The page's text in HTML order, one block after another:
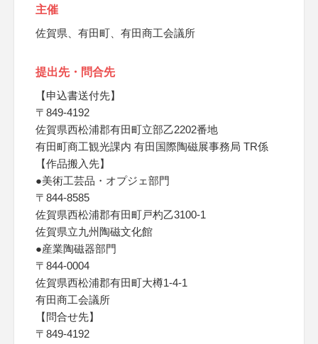
主催
佐賀県、有田町、有田商工会議所
提出先・問合先
【申込書送付先】
〒849-4192
佐賀県西松浦郡有田町立部乙2202番地
有田町商工観光課内 有田国際陶磁展事務局 TR係
【作品搬入先】
●美術工芸品・オプジェ部門
〒844-8585
佐賀県西松浦郡有田町戸杓乙3100-1
佐賀県立九州陶磁文化館
●産業陶磁器部門
〒844-0004
佐賀県西松浦郡有田町大樽1-4-1
有田商工会議所
【問合せ先】
〒849-4192